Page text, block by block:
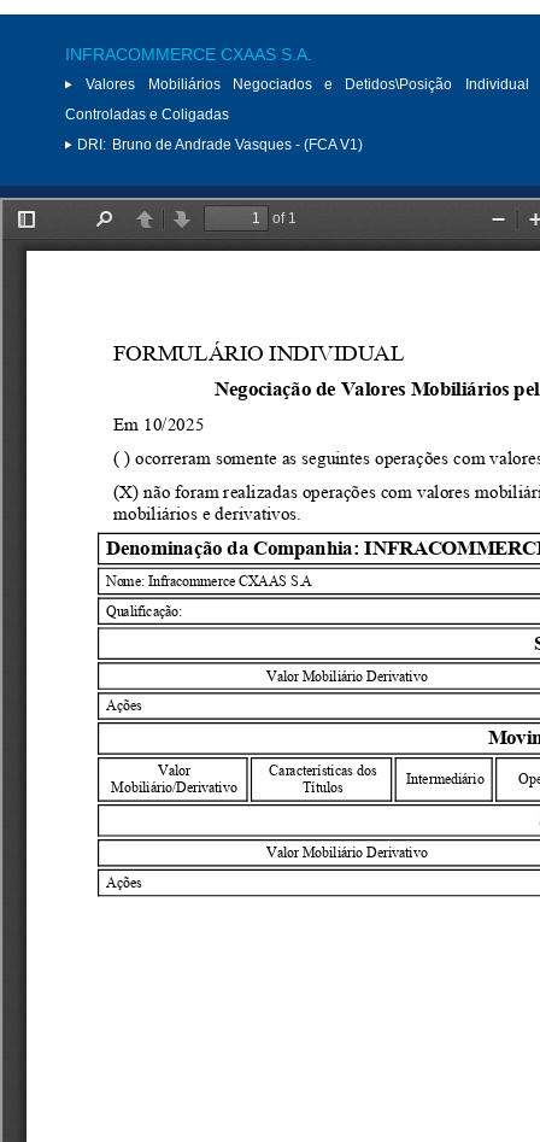
INFRACOMMERCE CXAAS S.A.
Valores Mobiliários Negociados e Detidos\Posição
Controladas e Coligadas
DRI: Bruno de Andrade Vasques - (FCA V1)